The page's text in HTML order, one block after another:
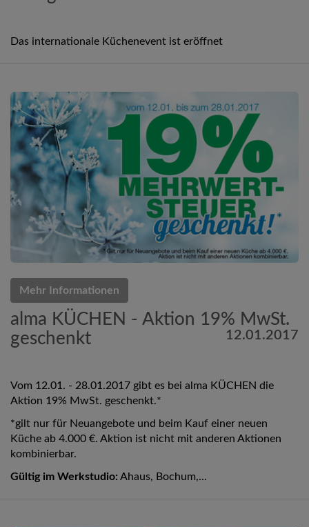
Das internationale Küchenevent ist eröffnet
Mehr Informationen
alma KÜCHEN - Aktion 19% MwSt.
geschenkt
12.01.2017
Vom 12.01. - 28.01.2017 gibt es bei alma KÜCHEN die
Aktion 19% MwSt. geschenkt.*
*gilt nur für Neuangebote und beim Kauf einer neuen
Küche ab 4.000 €. Aktion ist nicht mit anderen Aktionen
kombinierbar.
Gültig im Werkstudio: Ahaus, Bochum,...